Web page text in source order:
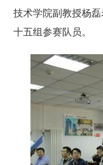
技术学院副教授杨
十五组参赛队员。